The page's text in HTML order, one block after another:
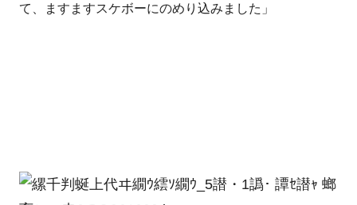
て、ますますスケボーにのめり込みました」